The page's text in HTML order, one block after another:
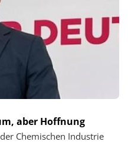
aber Hoffnung
Chemischen Industrie